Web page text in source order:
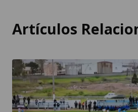
Artículos